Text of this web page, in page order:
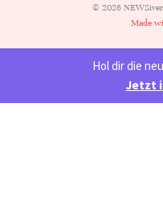
© 2026
Made
Hol dir die
Jetzt